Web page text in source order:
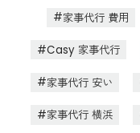
家事代行 費用
Casy 家事代行
家事代行 安い
家事代行 横浜